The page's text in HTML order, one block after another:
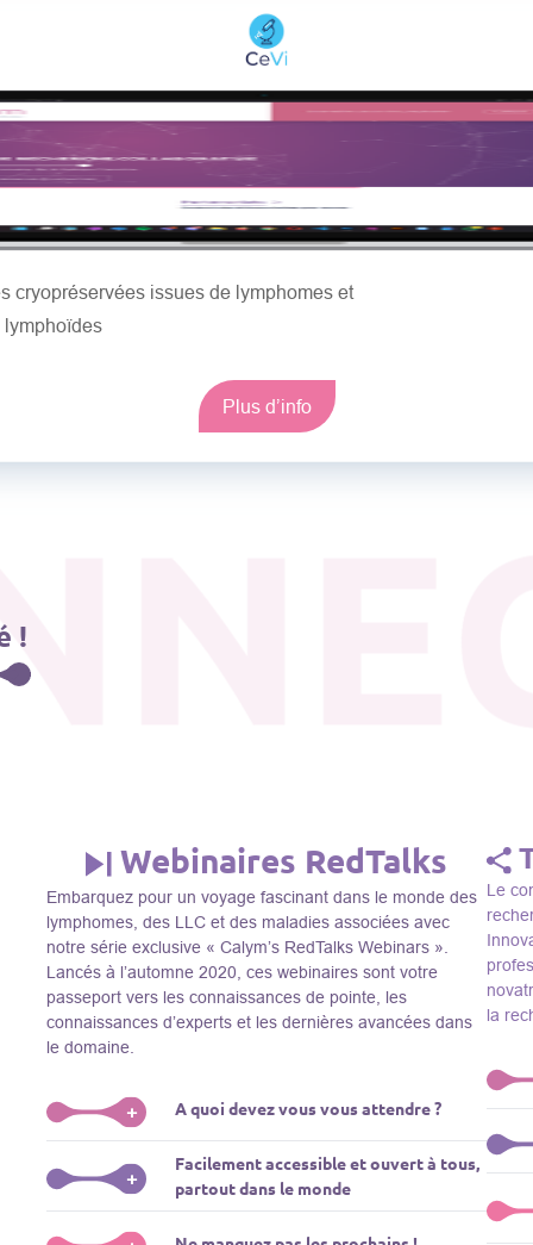
cryopréservées issues de lymphomes et
lymphoïdes
Plus d’info
!
Webinaires RedTalks
Embarquez pour un voyage fascinant dans le monde des
lymphomes, des LLC et des maladies associées avec
notre série exclusive « Calym’s RedTalks Webinars ».
Lancés à l’automne 2020, ces webinaires sont votre
passeport vers les connaissances de pointe, les
connaissances d’experts et les dernières avancées dans
le domaine.
+ A quoi devez vous vous attendre ?
Plongez-vous dans un monde de l’éducation que nous
apportons des experts de renom comme L. Pasqualucci,
+
Facilement accessible et ouvert à tous,
partout dans le monde
Le
la
Le
dans
Le